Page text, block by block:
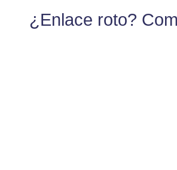
¿Enlace roto?